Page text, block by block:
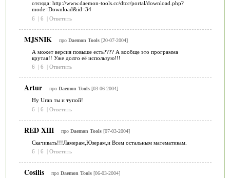
отсюда: http://www.daemon-tools.cc/dtcc/portal/download.php?
mode=Download&id=34
6
| 6 | Ответить
MJSNIK про Daemon Tools [20-07-2004]
А может версия повыше есть???? А вообще это программа
крутая!! Уже долго её использую!!!
6
| 6 | Ответить
Artur про Daemon Tools [03-06-2004]
Ну Uran ты и тупой!
6
| 6 | Ответить
RED XIII про Daemon Tools [07-03-2004]
Скачивать!!!Ламерам,Юзерам,и Всем остальным математикам.
6
| 6 | Ответить
Cosilis про Daemon Tools [06-03-2004]